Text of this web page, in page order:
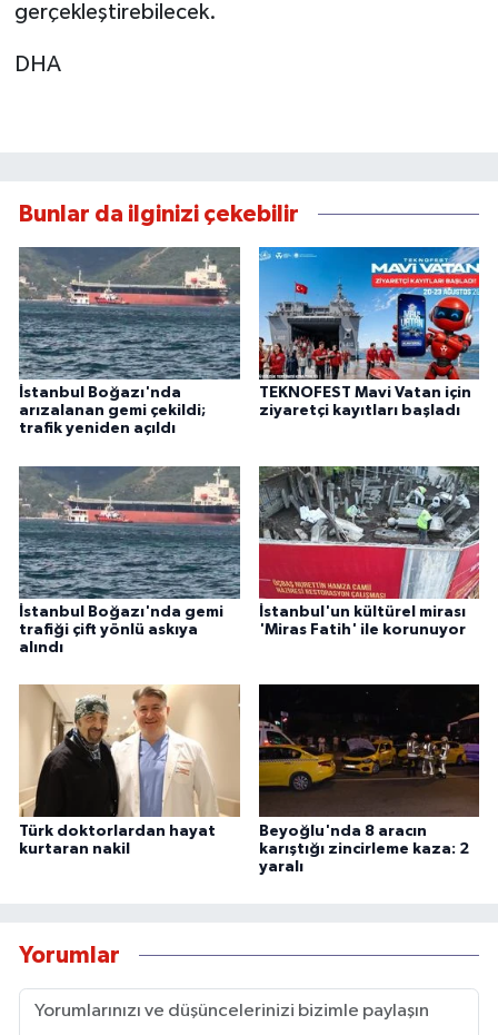
gerçekleştirebilecek.
DHA
Bunlar da ilginizi çekebilir
İstanbul Boğazı'nda
arızalanan gemi çekildi;
trafik yeniden açıldı
TEKNOFEST Mavi Vatan için
ziyaretçi kayıtları başladı
İstanbul Boğazı'nda gemi
trafiği çift yönlü askıya
alındı
İstanbul'un kültürel mirası
'Miras Fatih' ile korunuyor
Türk doktorlardan hayat
kurtaran nakil
Beyoğlu'nda 8 aracın
karıştığı zincirleme kaza: 2
yaralı
Yorumlar